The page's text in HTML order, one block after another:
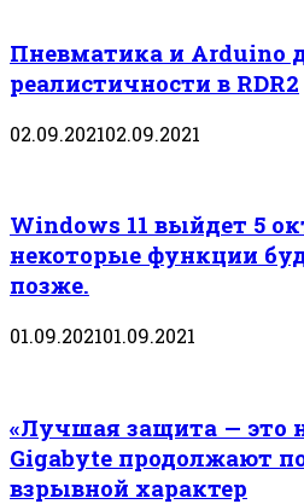
Пневматика и Arduino
реалистичности в RDR2
02.09.202102.09.2021
Windows 11 выйдет 5
некоторые функции
позже.
01.09.202101.09.2021
«Лучшая защита — это
Gigabyte продолжают
взрывной характер